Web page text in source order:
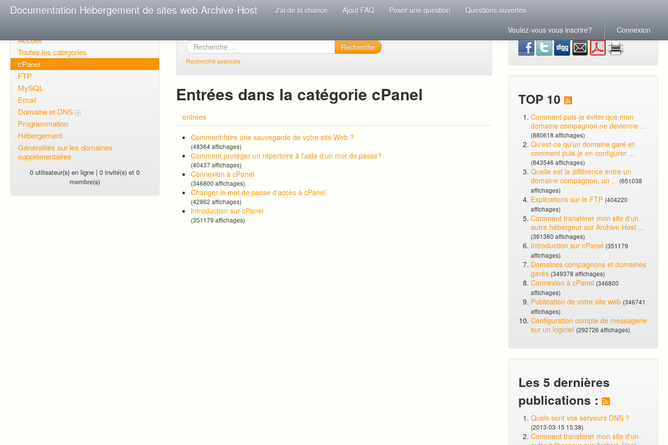
Documentation Hébergement de sites web Archive-Host J'ai de la chance Ajout FAQ Poser une question
Questions ouvertes
Voulez-vous vous inscrire?
Connexion
Accueil
Toutes les catégories
cPanel
FTP
MySQL
Email
Domaine et DNS
Programmation
Hébergement
Généralités sur les domaines
supplémentaires
0 utilisateur(s) en ligne | 0 invité(s) et 0
membre(s)
Recherche
Recherche avancée
Entrées dans la catégorie cPanel
entrées
Comment faire une sauvegarde de votre site Web ?
(48364 affichages)
Comment protéger un répertoire à l'aide d'un mot de passe?
(40437 affichages)
Connexion à cPanel
(346800 affichages)
Changer le mot de passe d'accès à cPanel
(42862 affichages)
Introduction sur cPanel
(351179 affichages)
TOP 10
Comment puis-je éviter que mon
domaine compagnon ne devienne ...
(880618 affichages)
Qu'est-ce qu'un domaine garé et
comment puis-je en configurer ...
(843546 affichages)
Quelle est la différence entre un
domaine compagnon, un ... (651038
affichages)
Explications sur le FTP (404220
affichages)
Comment transférer mon site d'un
autre hébergeur sur Archive-Host ...
(361360 affichages)
Introduction sur cPanel (351179
affichages)
Domaines compagnons et domaines
garés (349378 affichages)
Connexion à cPanel (346800
affichages)
Publication de votre site web (346741
affichages)
Configuration compte de messagerie
sur un logiciel (292726 affichages)
Les 5 dernières
publications :
Quels sont vos serveurs DNS ?
(2013-03-15 15:38)
Comment transférer mon site d'un